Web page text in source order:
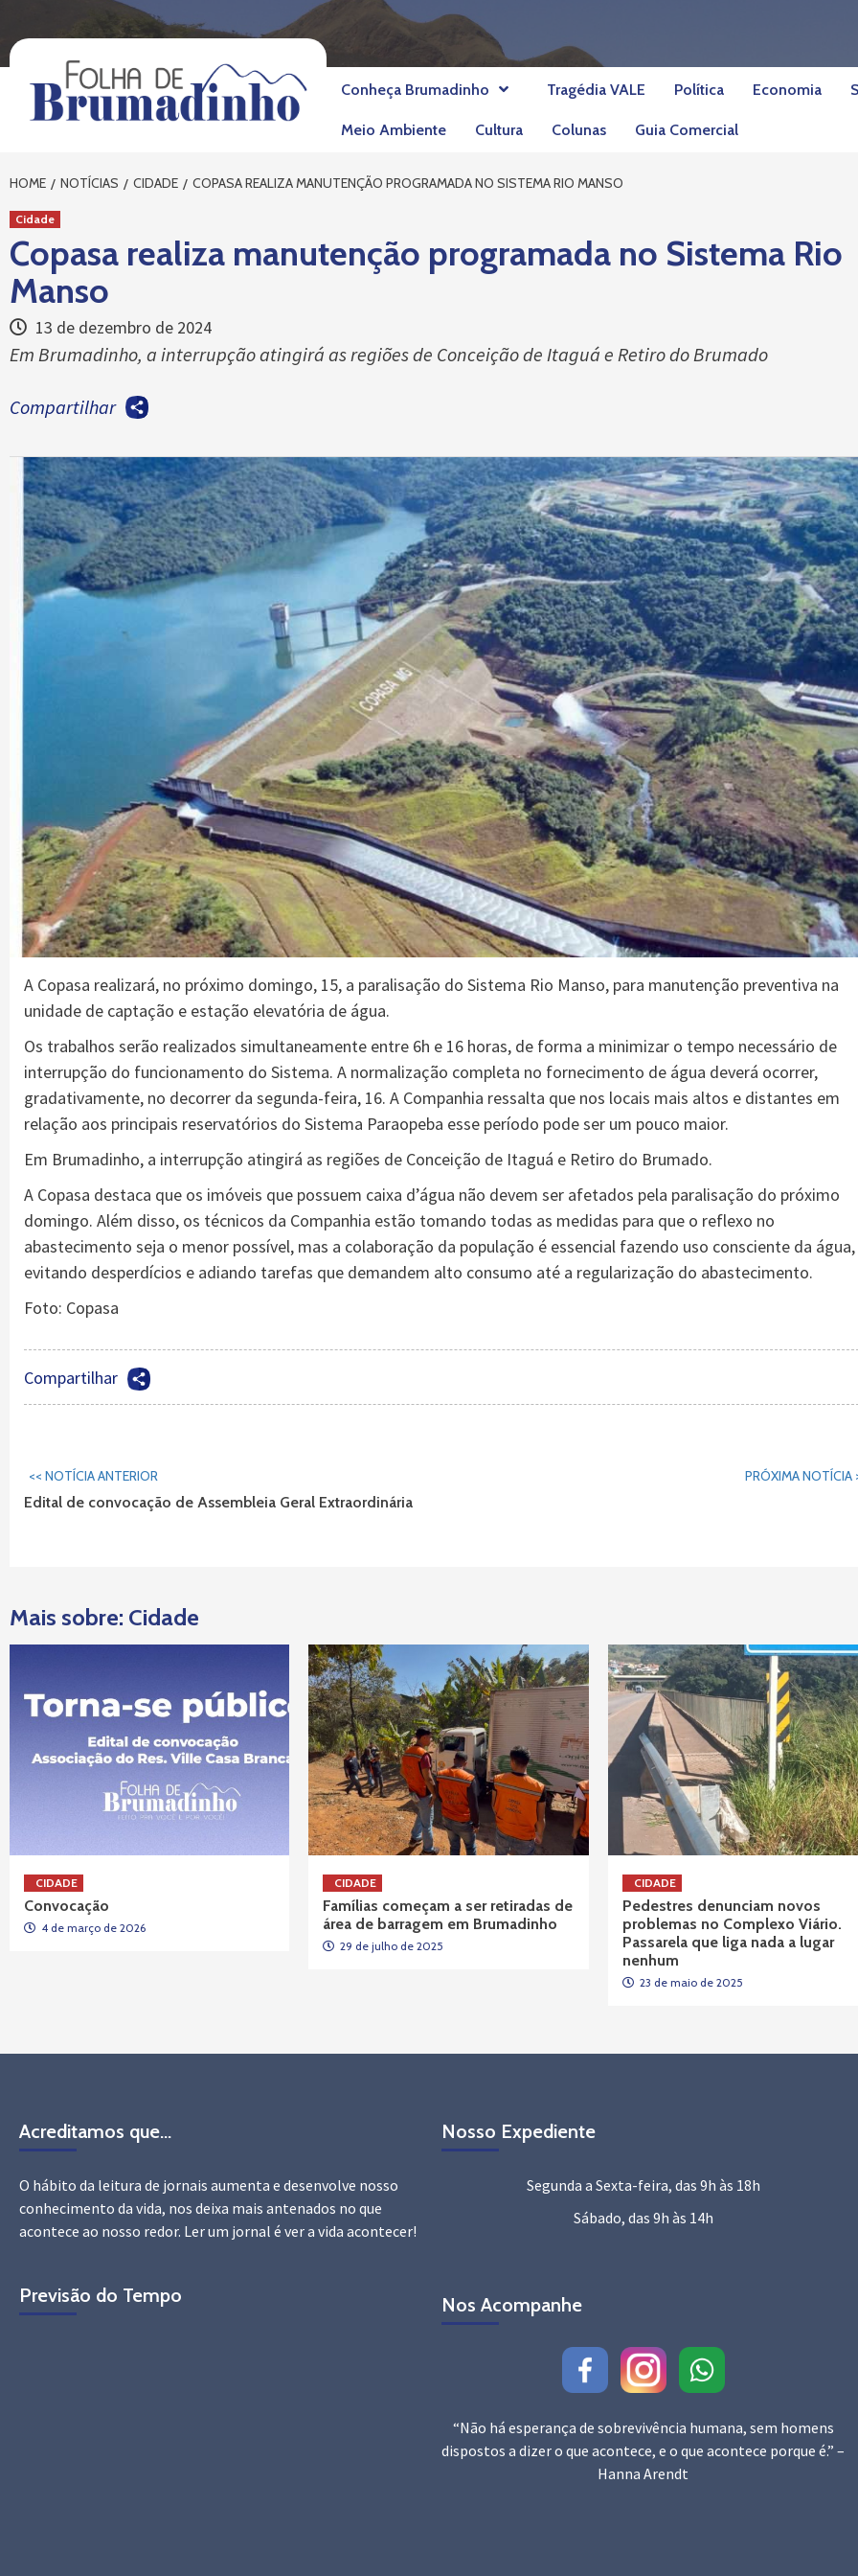
content
Conheça Brumadinho Tragédia VALE Política Economia
Meio Ambiente Cultura Colunas Guia Comercial
HOME NOTÍCIAS CIDADE COPASA REALIZA MANUTENÇÃO PROGRAMADA NO SISTEMA RIO MANSO
Cidade
Copasa realiza manutenção programada no Sistema Rio
Manso
13 de dezembro de 2024
Em Brumadinho, a interrupção atingirá as regiões de Conceição de Itaguá e Retiro do Brumado
Compartilhar
A Copasa realizará, no próximo domingo, 15, a paralisação do Sistema Rio Manso, para manutenção preventiva na
unidade de captação e estação elevatória de água.
Os trabalhos serão realizados simultaneamente entre 6h e 16 horas, de forma a minimizar o tempo necessário de
interrupção do funcionamento do Sistema. A normalização completa no fornecimento de água deverá ocorrer,
gradativamente, no decorrer da segunda-feira, 16. A Companhia ressalta que nos locais mais altos e distantes em
relação aos principais reservatórios do Sistema Paraopeba esse período pode ser um pouco maior.
Em Brumadinho, a interrupção atingirá as regiões de Conceição de Itaguá e Retiro do Brumado.
A Copasa destaca que os imóveis que possuem caixa d’água não devem ser afetados pela paralisação do próximo
domingo. Além disso, os técnicos da Companhia estão tomando todas as medidas para que o reflexo no
abastecimento seja o menor possível, mas a colaboração da população é essencial fazendo uso consciente da água,
evitando desperdícios e adiando tarefas que demandem alto consumo até a regularização do abastecimento.
Foto: Copasa
Compartilhar
Continuar
Lendo...
<< NOTÍCIA ANTERIOR
Edital de convocação de Assembleia Geral Extraordinária
PRÓXIMA NOTÍCIA
Mais sobre: Cidade
CIDADE
Convocação
4 de março de 2026
CIDADE
Famílias começam a ser retiradas de
área de barragem em Brumadinho
29 de julho de 2025
CIDADE
Pedestres denunciam novos
problemas no Complexo Viário.
Passarela que liga nada a lugar
nenhum
23 de maio de 2025
Acreditamos que…
O hábito da leitura de jornais aumenta e desenvolve nosso
conhecimento da vida, nos deixa mais antenados no que
acontece ao nosso redor. Ler um jornal é ver a vida acontecer!
Previsão do Tempo
Nosso Expediente
Segunda a Sexta-feira, das 9h às 18h
Sábado, das 9h às 14h
Nos Acompanhe
“Não há esperança de sobrevivência humana, sem homens
dispostos a dizer o que acontece, e o que acontece porque é.” –
Hanna Arendt